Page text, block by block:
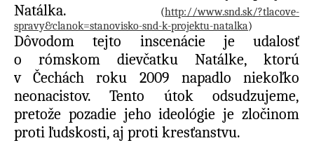
Natálka.
(http://www.snd.sk/?tlacove-
spravy&clanok=stanovisko-snd-k-projektu-natalka)
Dôvodom tejto inscenácie je udalosť
o rómskom dievčatku Natálke, ktorú
v Čechách roku 2009 napadlo niekoľko
neonacistov. Tento útok odsudzujeme,
pretože pozadie jeho ideológie je zločinom
proti ľudskosti, aj proti kresťanstvu.